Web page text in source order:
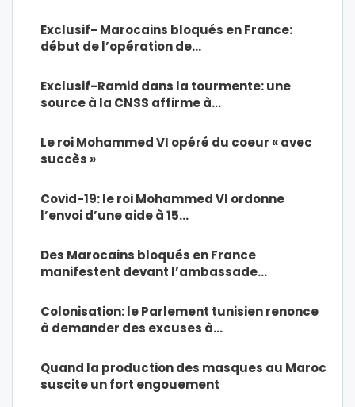
Exclusif- Marocains bloqués en France:
début de l’opération de…
Exclusif-Ramid dans la tourmente: une
source à la CNSS affirme à…
Le roi Mohammed VI opéré du coeur « avec
succès »
Covid-19: le roi Mohammed VI ordonne
l’envoi d’une aide à 15…
Des Marocains bloqués en France
manifestent devant l’ambassade…
Colonisation: le Parlement tunisien renonce
à demander des excuses à…
Quand la production des masques au Maroc
suscite un fort engouement